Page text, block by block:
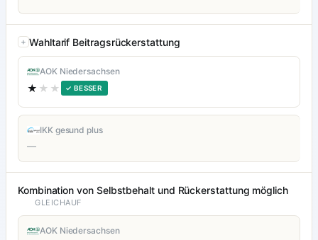
Wahltarif Beitragsrückerstattung
AOK Niedersachsen
★ ★★ ✓ BESSER
IKK gesund plus
—
Kombination von Selbstbehalt und Rückerstattung möglich
GLEICHAUF
AOK Niedersachsen